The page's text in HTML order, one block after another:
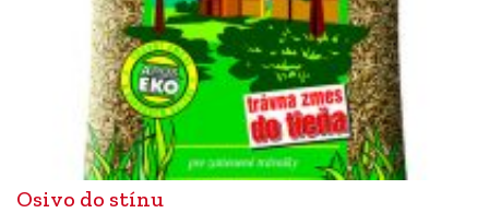
Osivo do stínu